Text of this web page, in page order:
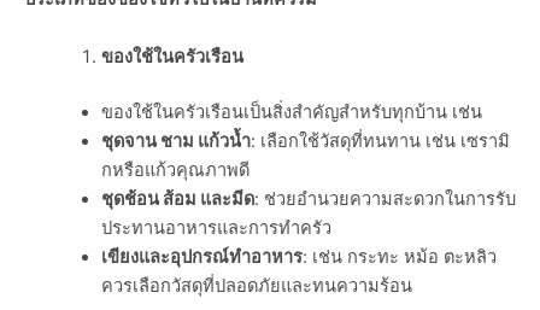
ของใช้ในครัวเรือน
ของใช้ในครัวเรือนเป็นสิ่งสำคัญสำหรับทุกบ้าน เช่น
ชุดจาน ชาม แก้วน้ำ: เลือกใช้วัสดุที่ทนทาน เช่น เซรามิ
กหรือแก้วคุณภาพดี
ชุดช้อน ส้อม และมีด: ช่วยอำนวยความสะดวกในการรับ
ประทานอาหารและการทำครัว
เขียงและอุปกรณ์ทำอาหาร: เช่น กระทะ หม้อ ตะหลิว
ควรเลือกวัสดุที่ปลอดภัยและทนความร้อน